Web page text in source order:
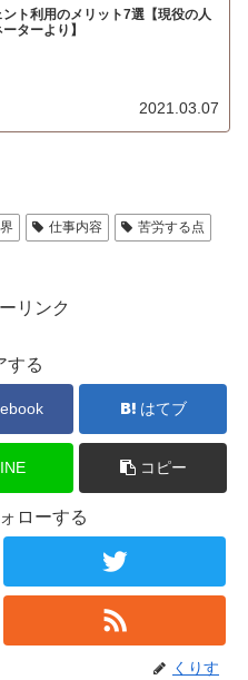
ト利用のメリット7選【現役の人
ターより】
2021.03.07
仕事内容
苦労する点
リンク
する
はてブ
コピー
ローする
くりす